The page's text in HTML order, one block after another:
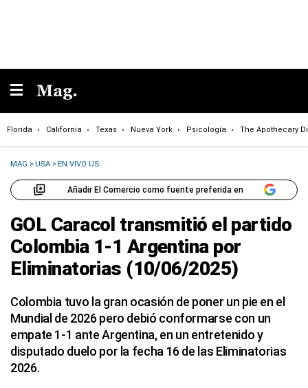
Florida California Texas Nueva York Psicología The Apothecary
MAG >USA >EN VIVO US
Añadir El Comercio como fuente preferida en
GOL Caracol transmitió el partido
Colombia 1-1 Argentina por
Eliminatorias (10/06/2025)
Colombia tuvo la gran ocasión de poner un pie en el
Mundial de 2026 pero debió conformarse con un
empate 1-1 ante Argentina, en un entretenido y
disputado duelo por la fecha 16 de las Eliminatorias
2026.